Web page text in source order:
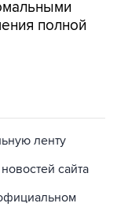
полной
ленту
сайта